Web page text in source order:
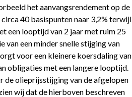
het aanvangsrendement op de
40 basispunten naar 3,2% terwijl
een looptijd van 2 jaar met ruim 25
van een minder snelle stijging van
voor een kleinere koersdaling van
obligaties met een langere looptijd.
de olieprijsstijging van de afgelopen
wij dat de hierboven beschreven